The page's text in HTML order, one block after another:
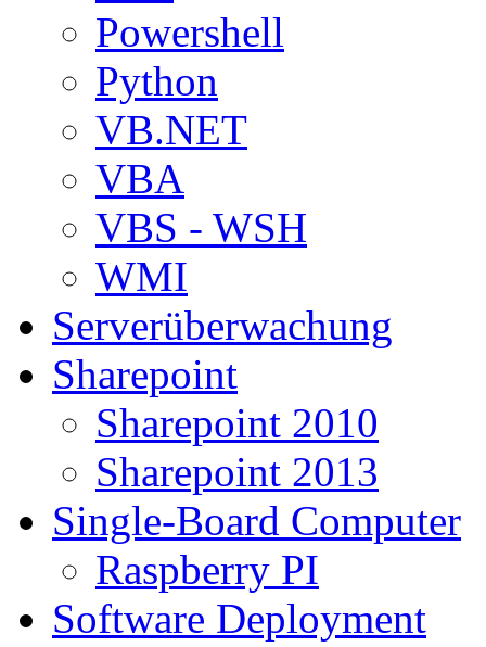
Powershell
Python
VB.NET
VBA
VBS - WSH
WMI
Serverüberwachung
Sharepoint
Sharepoint 2010
Sharepoint 2013
Single-Board Computer
Raspberry PI
Software Deployment